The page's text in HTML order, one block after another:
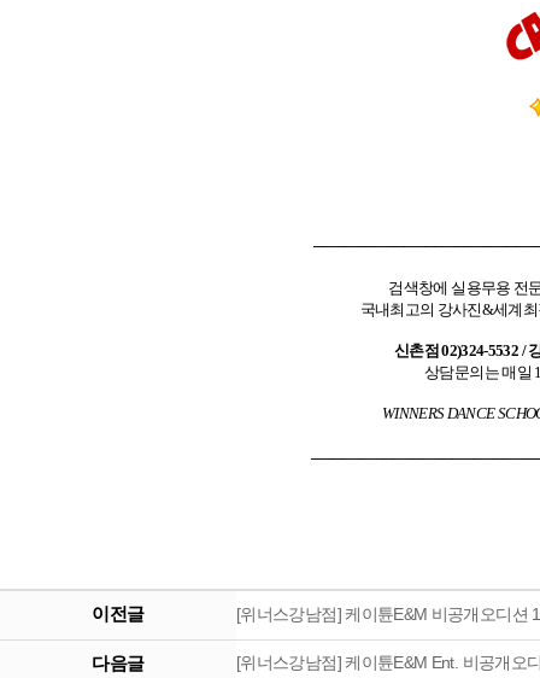
검색창에 실용무용 전
국내최고의 강사진&세계
신촌점 02)324-5532 /
상담문의는 매일
WINNERS DANCE
이전글 [위너스강남점] 케이튠E&M 비공개오디션
다음글 [위너스강남점] 케이튠E&M Ent. 비공개오